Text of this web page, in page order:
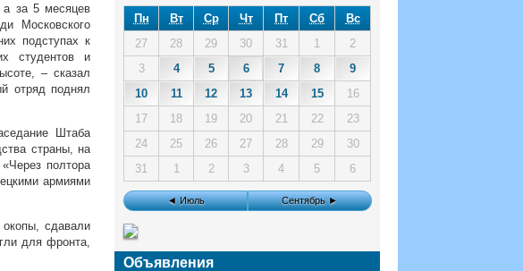
за 5 месяцев
Московского
подступах к
студентов и
– сказал
отряд поднял
Штаба
страны, на
полтора
армиями
сдавали
для фронта,
Пн
Вт Ср Чт Пт Сб
Вс
27
28 29 30 31 1
2
3
4 5 6 7 8
9
10
11 12 13 14 15
16
17
18 19 20 21 22
23
24
25 26 27 28 29
30
31
1 2 3 4 5 6
◄ Июль Сентябрь ►
Объявления